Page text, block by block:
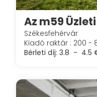
Székesfehérvár
Kiadó raktár : 200 -
Bérleti díj: 3.8 - 4.5